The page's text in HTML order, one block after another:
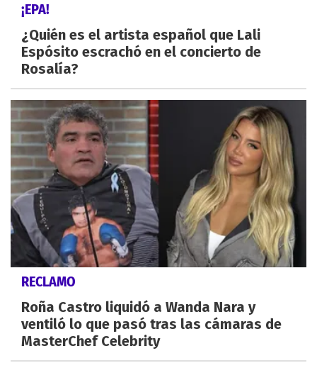
¡EPA!
¿Quién es el artista español que Lali
Espósito escrachó en el concierto de
Rosalía?
RECLAMO
Roña Castro liquidó a Wanda Nara y
ventiló lo que pasó tras las cámaras de
MasterChef Celebrity